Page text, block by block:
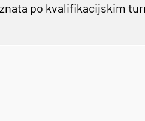
po kvalifikacijskim